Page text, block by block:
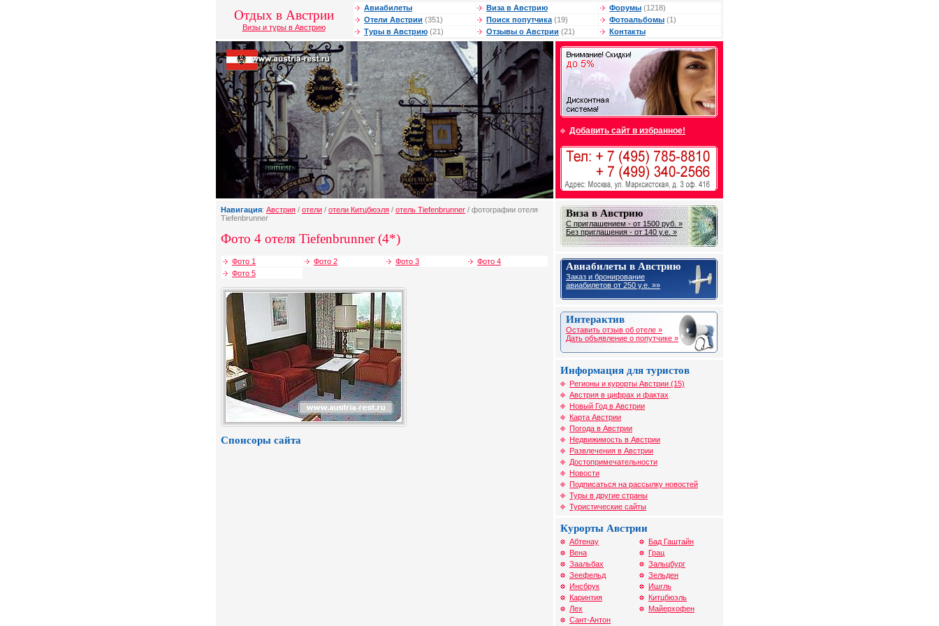
Отдых в Австрии
Визы и туры в Австрию
Авиабилеты Виза в Австрию Форумы (1218)
Отели Австрии (351) Поиск попутчика (19) Фотоальбомы (1)
Туры в Австрию (21) Отзывы о Австрии (21) Контакты
Добавить сайт в избранное!
Навигация: Австрия / отели / отели Китцбюэля / отель Tiefenbrunner / фотографии отеля
Tiefenbrunner
Фото 4 отеля Tiefenbrunner (4*)
Фото 1 Фото 2 Фото 3
Фото 4
Фото 5
Спонсоры сайта
Виза в Австрию
С приглашением - от 1500 руб. »
Без приглашения - от 140 у.е. »
Авиабилеты в Австрию
Заказ и бронирование
авиабилетов от 250 y.e. »»
Интерактив
Оставить отзыв об отеле »
Дать объявление о попутчике »
Информация для туристов
Регионы и курорты Австрии (15)
Австрия в цифрах и фактах
Новый Год в Австрии
Карта Австрии
Погода в Австрии
Недвижимость в Австрии
Развлечения в Австрии
Достопримечательности
Новости
Подписаться на рассылку новостей
Туры в другие страны
Туристические сайты
Курорты Австрии
Абтенау
Вена
Заальбах
Зеефельд
Инсбрук
Каринтия
Лех
Сант-Антон
Бад Гаштайн
Грац
Зальцбург
Зельден
Ишгль
Китцбюэль
Майерхофен